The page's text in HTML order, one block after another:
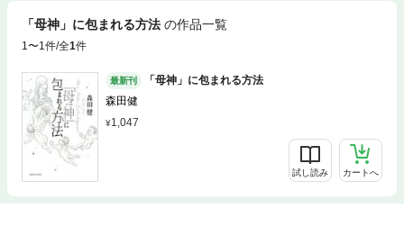
「母神」に包まれる方法 の作品一覧
1〜1件/全1件
最新刊
「母神」に包まれる方法
森田健
1,047
試し読み カートへ